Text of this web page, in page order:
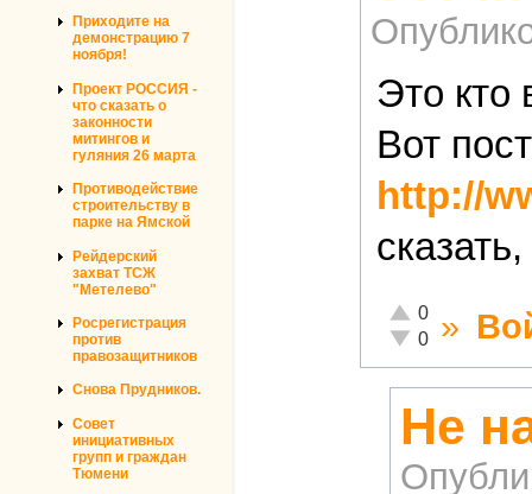
Приходите на
демонстрацию 7
ноября!
Проект РОССИЯ -
что сказать о
законности
митингов и
гуляния 26 марта
Противодействие
строительству в
парке на Ямской
Рейдерский
захват ТСЖ
"Метелево"
Росрегистрация
против
правозащитников
Снова Прудников.
Совет
инициативных
групп и граждан
Тюмени
Это кто
Вот
http://
Отлично!
0
Неадекватно!
0 »
Не